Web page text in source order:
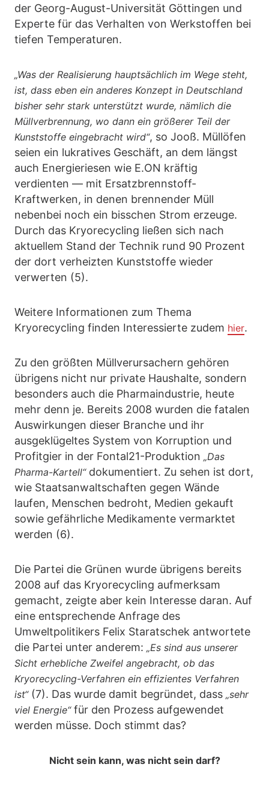
der Georg-August-Universität Göttingen und
Experte für das Verhalten von Werkstoffen bei
tiefen Temperaturen.
„Was der Realisierung hauptsächlich im Wege steht,
ist, dass eben ein anderes Konzept in Deutschland
bisher sehr stark unterstützt wurde, nämlich die
Müllverbrennung, wo dann ein größerer Teil der
Kunststoffe eingebracht wird“, so Jooß. Müllöfen
seien ein lukratives Geschäft, an dem längst
auch Energieriesen wie E.ON kräftig
verdienten — mit Ersatzbrennstoff-
Kraftwerken, in denen brennender Müll
nebenbei noch ein bisschen Strom erzeuge.
Durch das Kryorecycling ließen sich nach
aktuellem Stand der Technik rund 90 Prozent
der dort verheizten Kunststoffe wieder
verwerten (5).
Weitere Informationen zum Thema
Kryorecycling finden Interessierte zudem hier.
Zu den größten Müllverursachern gehören
übrigens nicht nur private Haushalte, sondern
besonders auch die Pharmaindustrie, heute
mehr denn je. Bereits 2008 wurden die fatalen
Auswirkungen dieser Branche und ihr
ausgeklügeltes System von Korruption und
Profitgier in der Fontal21-Produktion „Das
Pharma-Kartell“dokumentiert. Zu sehen ist dort,
wie Staatsanwaltschaften gegen Wände
laufen, Menschen bedroht, Medien gekauft
sowie gefährliche Medikamente vermarktet
werden (6).
Die Partei die Grünen wurde übrigens bereits
2008 auf das Kryorecycling aufmerksam
gemacht, zeigte aber kein Interesse daran. Auf
eine entsprechende Anfrage des
Umweltpolitikers Felix Staratschek antwortete
die Partei unter anderem: „Es sind aus unserer
Sicht erhebliche Zweifel angebracht, ob das
Kryorecycling-Verfahren ein effizientes Verfahren
ist“(7). Das wurde damit begründet, dass „sehr
viel Energie“für den Prozess aufgewendet
werden müsse. Doch stimmt das?
Nicht sein kann, was nicht sein darf?